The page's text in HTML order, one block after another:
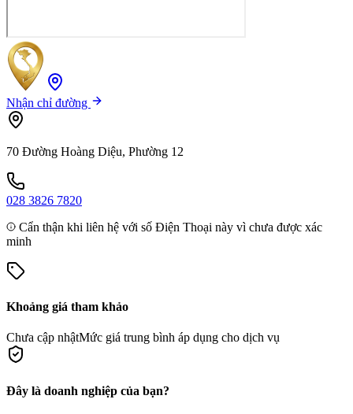
Nhận chỉ đường
70 Đường Hoàng Diệu, Phường 12
028 3826 7820
Cẩn thận khi liên hệ với số Điện Thoại này vì chưa được xác
minh
Khoảng giá tham khảo
Chưa cập nhậtMức giá trung bình áp dụng cho dịch vụ
Đây là doanh nghiệp của bạn?